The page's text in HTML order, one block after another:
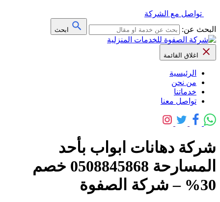
تواصل مع الشركة
البحث عن:
ابحث
اغلاق القائمة
الرئيسية
من نحن
خدماتنا
تواصل معنا
شركة دهانات ابواب بأحد
المسارحة 0508845868 خصم
30% – شركة الصفوة